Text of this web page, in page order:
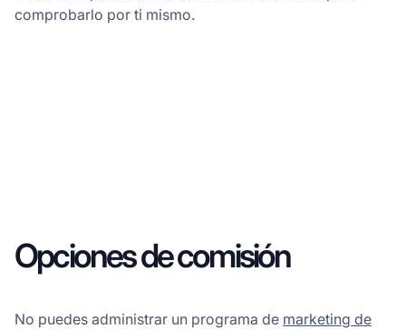
comprobarlo por ti mismo.
Opciones de comisión
No puedes administrar un programa de marketing de